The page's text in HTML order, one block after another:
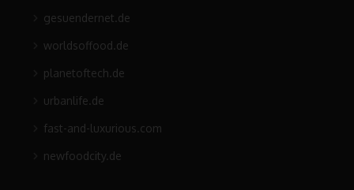
gesuendernet.de
worldsoffood.de
planetoftech.de
urbanlife.de
fast-and-luxurious.com
newfoodcity.de